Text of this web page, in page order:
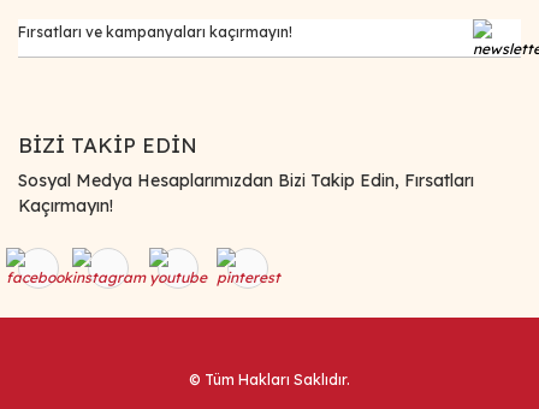
BİZİ TAKİP EDİN
Sosyal Medya Hesaplarımızdan Bizi Takip Edin, Fırsatları
Kaçırmayın!
© Tüm Hakları Saklıdır.